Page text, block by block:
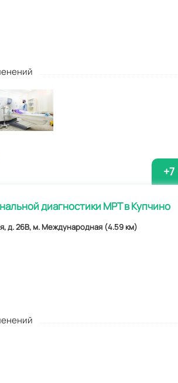
диагностики МРТ в Купчино
д. 26В, м. Международная (4.59 км)